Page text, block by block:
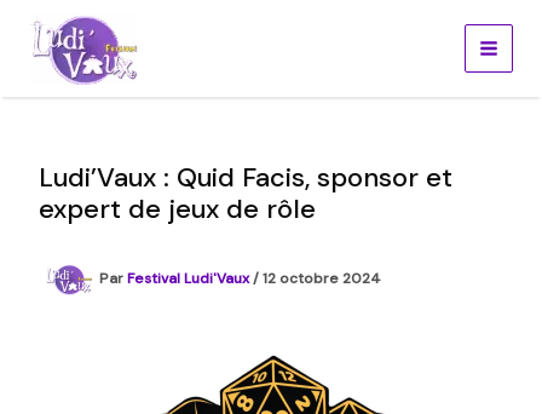
contenu
Ludi’Vaux : Quid Facis, sponsor et
expert de jeux de rôle
ParFestival Ludi'Vaux/12 octobre 2024